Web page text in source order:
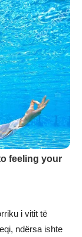
i vitit të
ndërsa ishte